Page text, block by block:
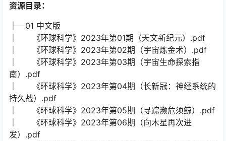
资源目录：
├─01 中文版
│ 《环球科学》2023年第01期（天文新纪元）.pdf
│ 《环球科学》2023年第02期（宇宙炼金术）.pdf
│ 《环球科学》2023年第03期（宇宙生命探索指
南）.pdf
│ 《环球科学》2023年第04期（长新冠：神经系统的
持久战）.pdf
│ 《环球科学》2023年第05期（寻踪濒危须鲸）.pdf
│ 《环球科学》2023年第06期（向木星再次进
发）.pdf